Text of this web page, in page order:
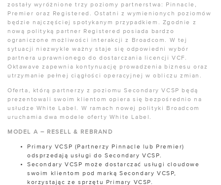
zostały wyróżnione trzy poziomy partnerstwa: Pinnacle,
Premier oraz Registered. Ostatni z wymienionych poziomów
będzie najczęściej spotykanym przypadkiem. Zgodnie z
nową polityką partner Registered posiada bardzo
ograniczone możliwości interakcji z Broadcom. W tej
sytuacji niezwykle ważny staje się odpowiedni wybór
partnera uprawnionego do dostarczania licencji VCF.
Oktawave zapewnia kontynuację prowadzenia biznesu oraz
utrzymanie pełnej ciągłości operacyjnej w obliczu zmian.
Oferta, którą partnerzy z poziomu Secondary VCSP będą
prezentowali swoim klientom opiera się bezpośrednio na
usłudze White Label. W ramach nowej polityki Broadcom
uruchamia dwa modele oferty White Label.
MODEL A – RESELL & REBRAND
Primary VCSP (Partnerzy Pinnacle lub Premier)
odsprzedają usługi do Secondary VCSP.
Secondary VCSP może dostarczać usługi cloudowe
swoim klientom pod marką Secondary VCSP,
korzystając ze sprzętu Primary VCSP.